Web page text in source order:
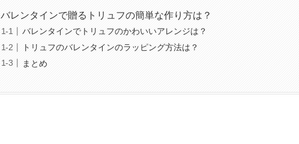
バレンタインで贈るトリュフの簡単な作り方は？
バレンタインでトリュフのかわいいアレンジは？
トリュフのバレンタインのラッピング方法は？
まとめ